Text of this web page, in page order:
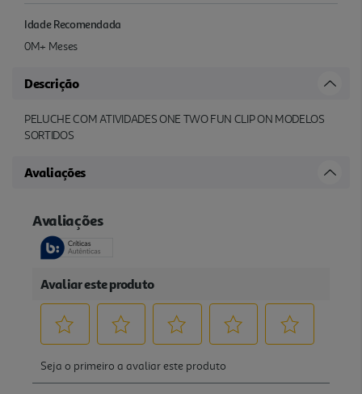
Idade Recomendada
0M+ Meses
Descrição
PELUCHE COM ATIVIDADES ONE TWO FUN CLIP ON MODELOS
SORTIDOS
Avaliações